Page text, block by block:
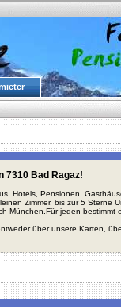
7310 Bad Ragaz!
Hotels, Pensionen,
Zimmer, bis zur 5 Sterne
München.Für jeden bestimmt
über unsere Karten,